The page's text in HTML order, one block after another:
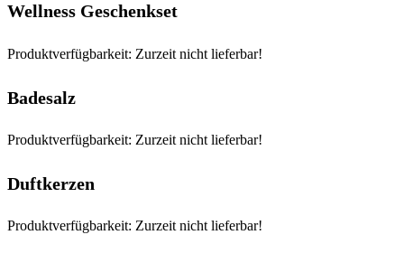
Wellness Geschenkset
Produktverfügbarkeit: Zurzeit nicht lieferbar!
Badesalz
Produktverfügbarkeit: Zurzeit nicht lieferbar!
Duftkerzen
Produktverfügbarkeit: Zurzeit nicht lieferbar!